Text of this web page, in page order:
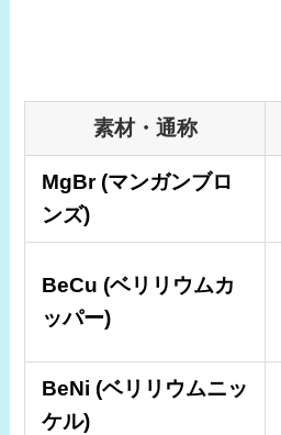
素材・通称
MgBr (マンガンブロ
ンズ)
BeCu (ベリリウムカ
ッパー)
BeNi (ベリリウムニッ
ケル)